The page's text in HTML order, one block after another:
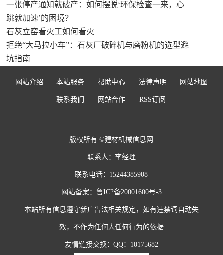
一张停产通知就破产：如何摆脱‘环保检查一来，心
跳就加速’的困境？
石灰立窑看火工如何看火
拒绝“大马拉小车”：石灰厂破碎机与磨粉机的选型避
坑指南
网站介绍 本站服务 帮助中心 法律声明 网站地图
联系我们 网站合作 RSS订阅
版权所有 ©建材机械信息网
联系人：李经理
联系电话：15244385908
网站备案： 鲁ICP备20001600号-3
本站所有信息遵守新广告法相关规定，如有违禁词自动失
效，不作为任何人任何行为的依据
友情链接交换：QQ：10175682